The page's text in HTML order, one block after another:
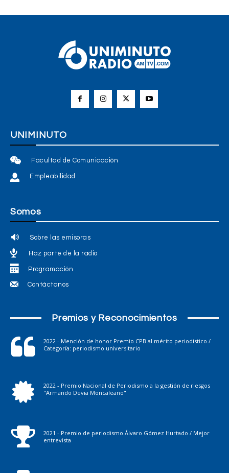
UNIMINUTO
Facultad de Comunicación
Empleabilidad
Somos
Sobre las emisoras
Haz parte de la radio
Programación
Contáctanos
Premios y Reconocimientos
2022 - Mención de honor Premio CPB al mérito periodístico /
Categoría: periodismo universitario
2022 - Premio Nacional de Periodismo a la gestión de riesgos
"Armando Devia Moncaleano"
2021 - Premio de periodismo Álvaro Gómez Hurtado / Mejor
entrevista